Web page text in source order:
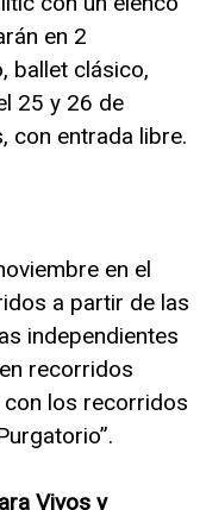
en 2
ballet clásico,
25 y 26 de
con entrada libre.
en el
a partir de las
independientes
recorridos
los recorridos
Vivos y